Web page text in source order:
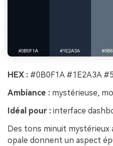
HEX : #0B0F1A #1E2A3A
Ambiance : mystérieuse,
Idéal pour : interface
Des tons minuit mystérieux
opale donnent un aspect